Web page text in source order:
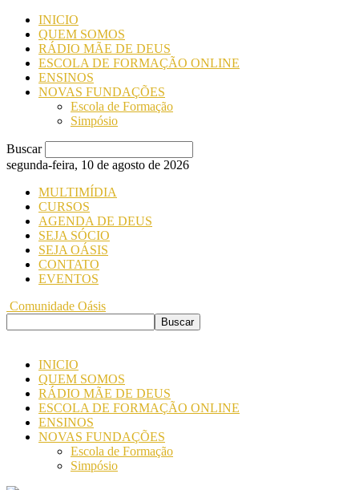
INICIO
QUEM SOMOS
RÁDIO MÃE DE DEUS
ESCOLA DE FORMAÇÃO ONLINE
ENSINOS
NOVAS FUNDAÇÕES
Escola de Formação
Simpósio
Buscar
segunda-feira, 10 de agosto de 2026
MULTIMÍDIA
CURSOS
AGENDA DE DEUS
SEJA SÓCIO
SEJA OÁSIS
CONTATO
EVENTOS
Comunidade Oásis
INICIO
QUEM SOMOS
RÁDIO MÃE DE DEUS
ESCOLA DE FORMAÇÃO ONLINE
ENSINOS
NOVAS FUNDAÇÕES
Escola de Formação
Simpósio